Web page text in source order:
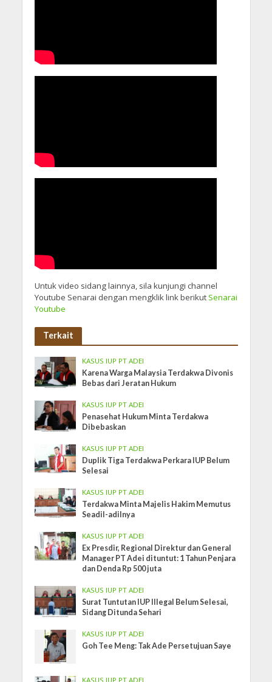
Untuk video sidang lainnya, sila kunjungi channel
Youtube Senarai dengan mengklik link berikutSenarai
Youtube
Terkait
KASUS IUP PT ADEI
Karena Warga Malaysia Terdakwa Divonis
Bebas dari Jeratan Hukum
KASUS IUP PT ADEI
Penasehat Hukum Minta Terdakwa
Dibebaskan
KASUS IUP PT ADEI
Duplik Tiga Terdakwa Perkara IUP Belum
Selesai
KASUS IUP PT ADEI
Terdakwa Minta Majelis Hakim Memutus
Seadil-adilnya
KASUS IUP PT ADEI
Ex Presdir, Regional Direktur dan General
Manager PT Adei dituntut: 1 Tahun Penjara
dan Denda Rp 500 juta
KASUS IUP PT ADEI
Surat Tuntutan IUP Illegal Belum Selesai,
Sidang Ditunda Sehari
KASUS IUP PT ADEI
Goh Tee Meng: Tak Ade Persetujuan Saye
KASUS IUP PT ADEI